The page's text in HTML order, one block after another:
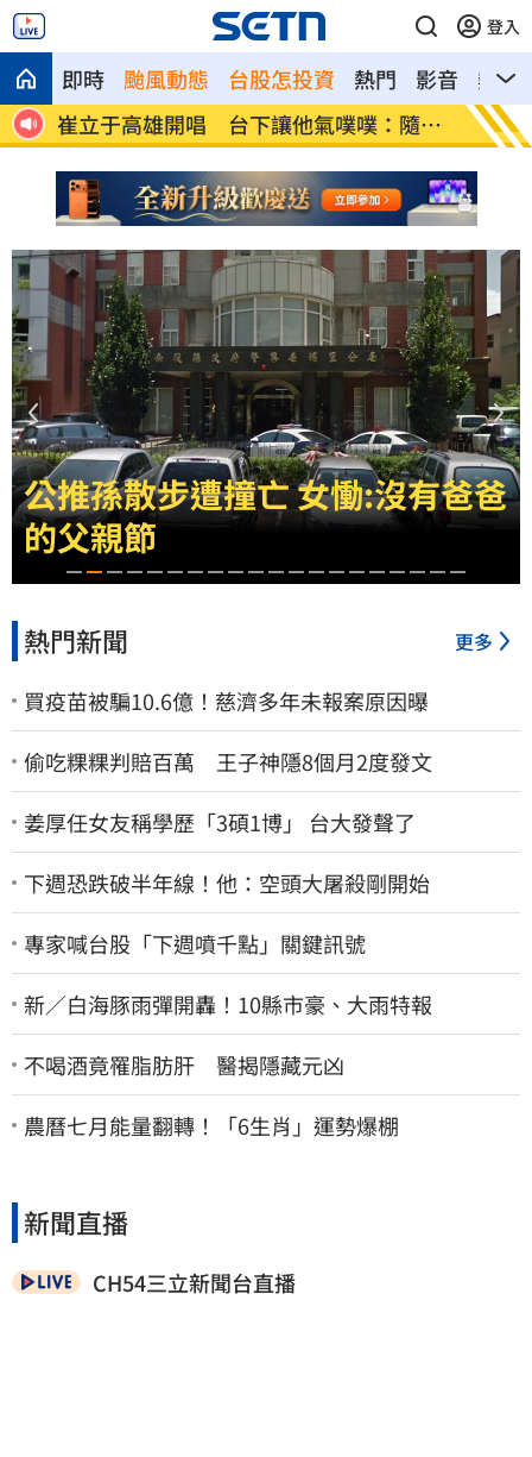
登入
即時 颱風動態 台股怎投資 熱門 影音
熱搜
便
兄弟打線突破後勁 黃韋盛3打點率隊2連
勝
龍藏
帳
林佳龍：熊本震災台灣捐款已逾
2億
熱門新聞 更多
買疫苗被騙10.6億！慈濟多年未報案原因曝
偷吃粿粿判賠百萬 王子神隱8個月2度發文
姜厚任女友稱學歷「3碩1博」 台大發聲了
下週恐跌破半年線！他：空頭大屠殺剛開始
專家喊台股「下週噴千點」關鍵訊號
新／白海豚雨彈開轟！10縣市豪、大雨特報
不喝酒竟罹脂肪肝 醫揭隱藏元凶
農曆七月能量翻轉！「6生肖」運勢爆棚
新聞直播
CH54三立新聞台直播